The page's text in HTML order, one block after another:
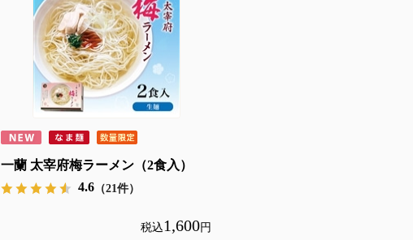
一蘭 太宰府梅ラーメン（2食入）
4.6 （21件）
税込1,600円